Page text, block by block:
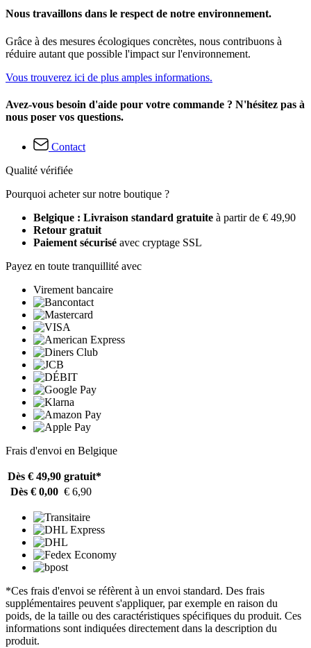
Nous travaillons dans le respect de notre environnement.
Grâce à des mesures écologiques concrètes, nous contribuons à
réduire autant que possible l'impact sur l'environnement.
Vous trouverez ici de plus amples informations.
Avez-vous besoin d'aide pour votre commande ? N'hésitez pas à
nous poser vos questions.
Contact
Qualité vérifiée
Pourquoi acheter sur notre boutique ?
Belgique : Livraison standard gratuite à partir de € 49,90
Retour gratuit
Paiement sécurisé avec cryptage SSL
Payez en toute tranquillité avec
Virement bancaire
Frais d'envoi en Belgique
Dès € 49,90 gratuit*
Dès € 0,00 € 6,90
*Ces frais d'envoi se réfèrent à un envoi standard. Des frais
supplémentaires peuvent s'appliquer, par exemple en raison du
poids, de la taille ou des caractéristiques spécifiques du produit. Ces
informations sont indiquées directement dans la description du
produit.